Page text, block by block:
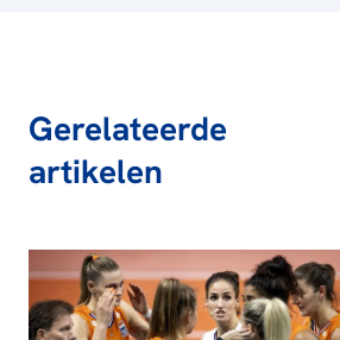
Gerelateerde
artikelen